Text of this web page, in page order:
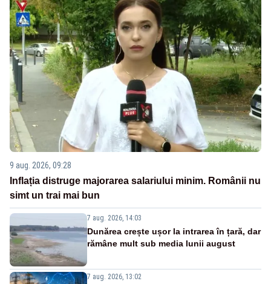
9 aug. 2026, 09:28
Inflația distruge majorarea salariului minim. Românii nu
simt un trai mai bun
7 aug. 2026, 14:03
Dunărea crește ușor la intrarea în țară, dar
rămâne mult sub media lunii august
7 aug. 2026, 13:02